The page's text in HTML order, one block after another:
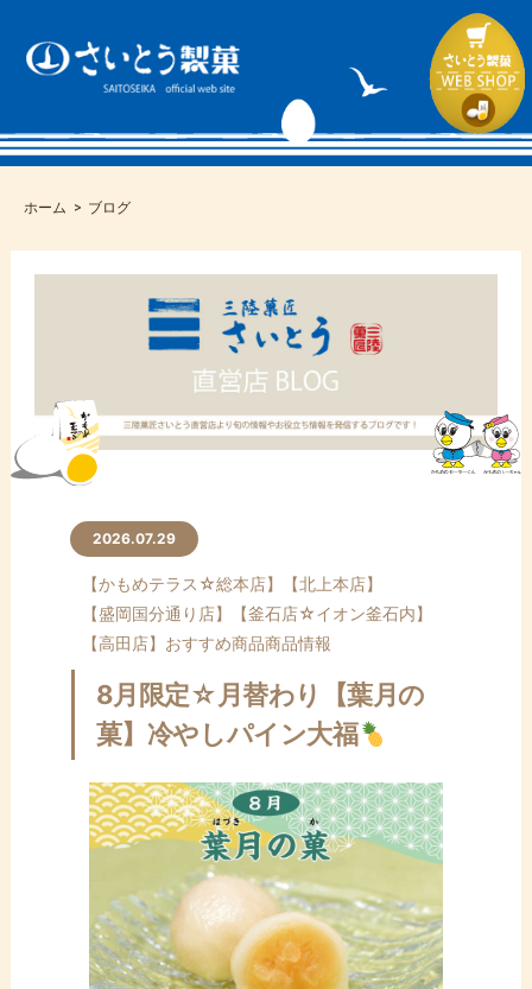
ホーム ブログ
2026.07.29
【かもめテラス☆総本店】
【北上本店】
【盛岡国分通り店】
【釜石店☆イオン釜石内】
【高田店】 おすすめ商品商品情報
8月限定☆月替わり【葉月の
菓】冷やしパイン大福